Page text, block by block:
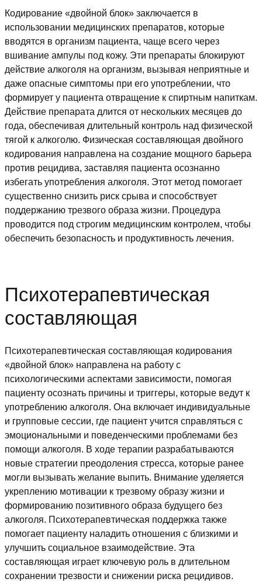
Кодирование «двойной блок» заключается в
использовании медицинских препаратов, которые
вводятся в организм пациента, чаще всего через
вшивание ампулы под кожу. Эти препараты блокируют
действие алкоголя на организм, вызывая неприятные и
даже опасные симптомы при его употреблении, что
формирует у пациента отвращение к спиртным напиткам.
Действие препарата длится от нескольких месяцев до
года, обеспечивая длительный контроль над физической
тягой к алкоголю. Физическая составляющая двойного
кодирования направлена на создание мощного барьера
против рецидива, заставляя пациента осознанно
избегать употребления алкоголя. Этот метод помогает
существенно снизить риск срыва и способствует
поддержанию трезвого образа жизни. Процедура
проводится под строгим медицинским контролем, чтобы
обеспечить безопасность и продуктивность лечения.
Психотерапевтическая
составляющая
Психотерапевтическая составляющая кодирования
«двойной блок» направлена на работу с
психологическими аспектами зависимости, помогая
пациенту осознать причины и триггеры, которые ведут к
употреблению алкоголя. Она включает индивидуальные
и групповые сессии, где пациент учится справляться с
эмоциональными и поведенческими проблемами без
помощи алкоголя. В ходе терапии разрабатываются
новые стратегии преодоления стресса, которые ранее
могли вызывать желание выпить. Внимание уделяется
укреплению мотивации к трезвому образу жизни и
формированию позитивного образа будущего без
алкоголя. Психотерапевтическая поддержка также
помогает пациенту наладить отношения с близкими и
улучшить социальное взаимодействие. Эта
составляющая играет ключевую роль в длительном
сохранении трезвости и снижении риска рецидивов.